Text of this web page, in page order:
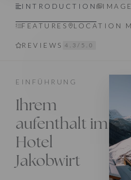
INTRODUCTION
FEATURES LOCATION
REVIEWS 4.3/5.0
EINFÜHRUNG
Ihrem
aufenthalt im
Hotel
Jakobwirt